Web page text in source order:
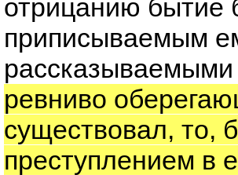
отрицанию бытие
приписываемым
ревниво
существовал, то,
преступлением в